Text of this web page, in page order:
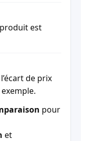
est
de prix
pour
et